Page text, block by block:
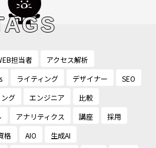
担当者
アクセス解析
ライティング デザイナー
SEO
グ エンジニア
比較
アナリティクス 講座
採用
格 AIO
生成AI